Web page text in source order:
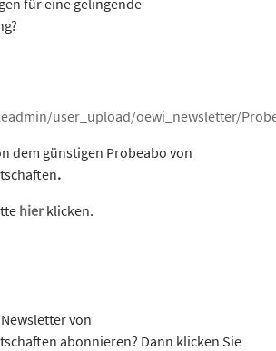
dem günstigen Probeabo von
.
hier klicken.
von
abonnieren? Dann klicken Sie